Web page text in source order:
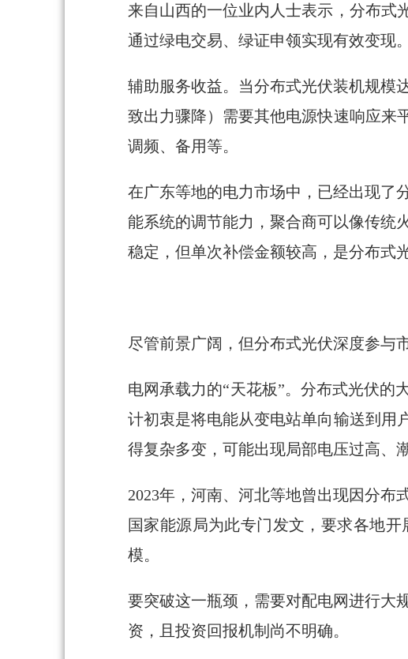
来自山西的一位业内人士表示，分布式
通过绿电交易、绿证申领实现有效变现。
辅助服务收益。当分布式光伏装机规模
致出力骤降）需要其他电源快速响应来
调频、备用等。
在广东等地的电力市场中，已经出现了
能系统的调节能力，聚合商可以像传统
稳定，但单次补偿金额较高，是分布式
尽管前景广阔，但分布式光伏深度参与
电网承载力的“天花板”。分布式光伏的
计初衷是将电能从变电站单向输送到用
得复杂多变，可能出现局部电压过高、
2023年，河南、河北等地曾出现因分布
国家能源局为此专门发文，要求各地
模。
要突破这一瓶颈，需要对配电网进行大
资，且投资回报机制尚不明确。